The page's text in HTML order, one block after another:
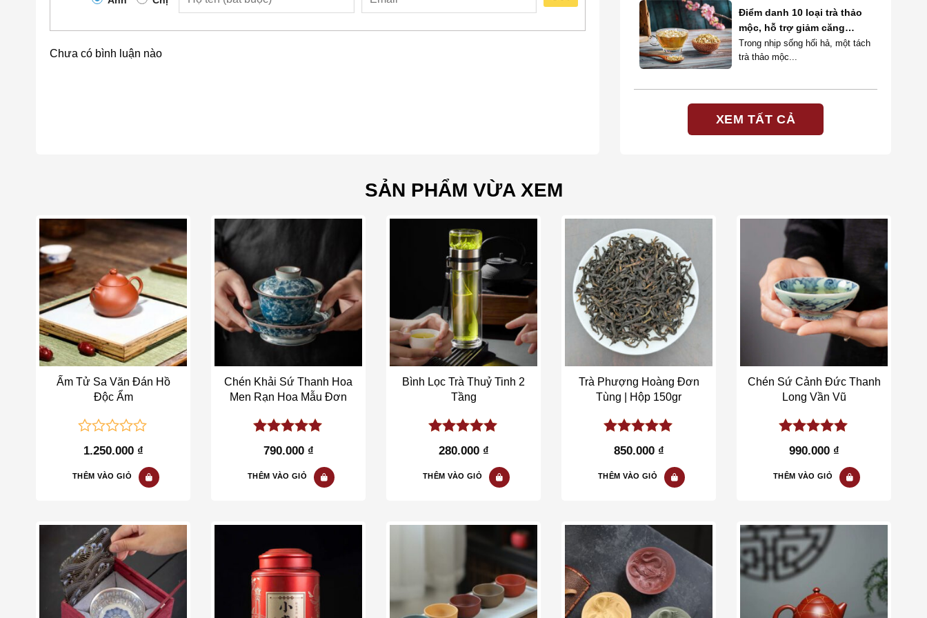
5 – 10 giâycho mỗi lần hãm, tùy theo độ đậm mong muốn.
Chưa có bình luận nào
Điểm danh 10 loại trà thảo
mộc, hỗ trợ giảm căng
thẳng và tăng cường sức
khỏe
Trong nhịp sống hối hả, một tách
trà thảo mộc...
XEM TẤT CẢ
SẢN PHẨM VỪA XEM
Add to wishlist
Ấm Tử Sa Văn Đán Hồ
Độc Ẩm
0
out
of
1.250.000 ₫
THÊM VÀO GIỎ
Add to wishlist
Chén Khải Sứ Thanh Hoa
Men Rạn Hoa Mẫu Đơn
5.00out of
790.000 ₫
THÊM VÀO GIỎ
Add to wishlist
Bình Lọc Trà Thuỷ Tinh 2
Tầng
5.00out of
280.000 ₫
THÊM VÀO GIỎ
Add to wishlist
Trà Phượng Hoàng Đơn
Tùng | Hộp 150gr
5.00out of
850.000 ₫
THÊM VÀO GIỎ
Add to wishlist
Chén Sứ Cảnh Đức Thanh
Long Vần Vũ
5.00out of
990.000 ₫
THÊM VÀO GIỎ
Add to wishlist Add to wishlist Add to wishlist Add to wishlist Add to wishlist